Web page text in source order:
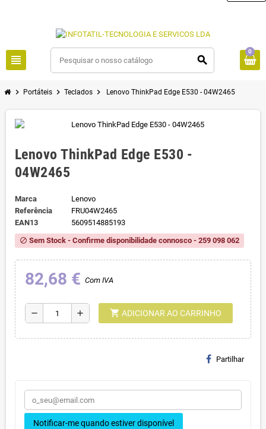
view_headline search
0
chevron_right Portáteis chevron_right Teclados chevron_right Lenovo ThinkPad Edge E530 - 04W2465
Lenovo ThinkPad Edge E530 -
04W2465
Marca
Lenovo
Referência
FRU04W2465
EAN13
5609514885193
block Sem Stock - Confirme disponibilidade connosco - 259 098 062
82,68 € Com IVA
remove add shopping_cart ADICIONAR AO CARRINHO
Partilhar
Notificar-me quando estiver disponível